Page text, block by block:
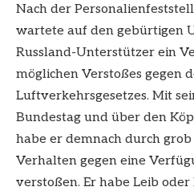
Nach der
wartete auf den gebürtigen
Russland-Unterstützer ein
möglichen Verstoßes gegen
Luftverkehrsgesetzes. Mit
Bundestag und über den
habe er demnach durch
Verhalten gegen eine
verstoßen. Er habe Leib